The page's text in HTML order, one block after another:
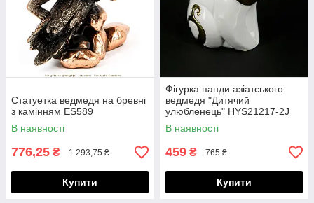
Статуетка ведмедя на бревні
з камінням ES589
В наявності
776,25 ₴ 1 293,75 ₴
Купити
Фігурка панди азіатського
ведмедя "Дитячий
улюбленець" HYS21217-2J
В наявності
459 ₴ 765 ₴
Купити